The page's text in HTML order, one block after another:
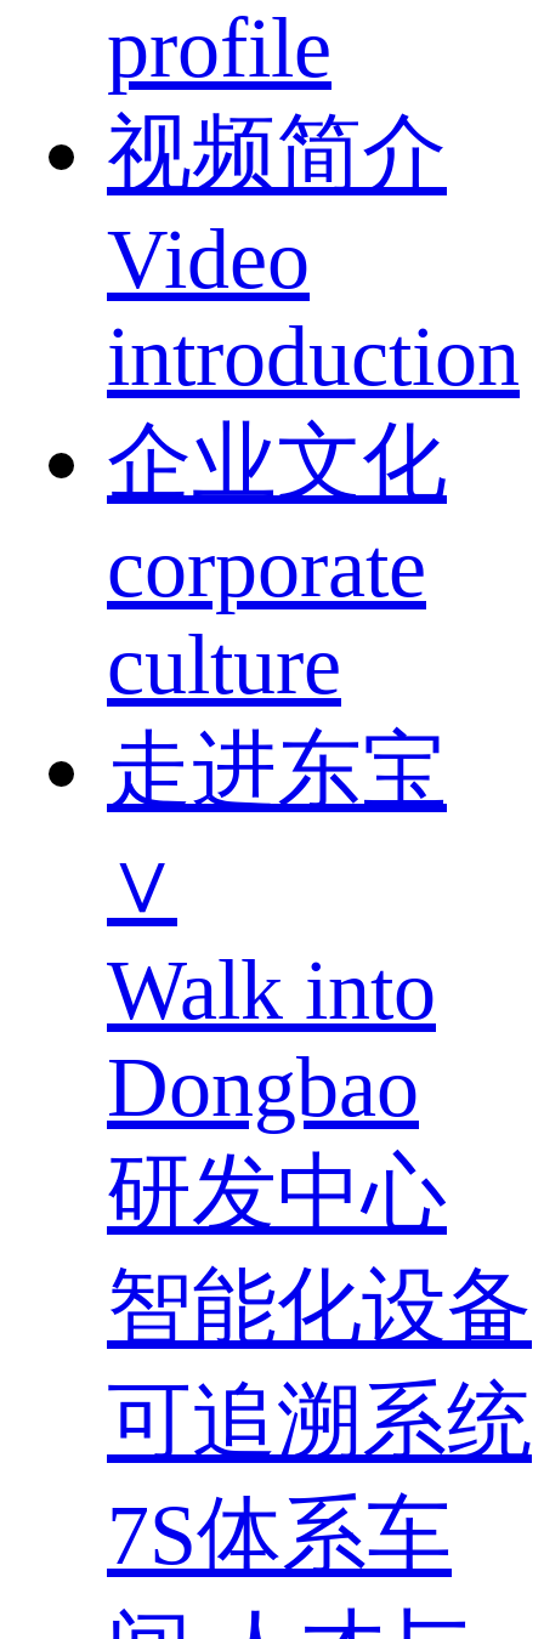
profile
视频简介
Video
introduction
企业文化
corporate
culture
走进东宝
∨
Walk into
Dongbao
研发中心
智能化设备
可追溯系统
7S体系车